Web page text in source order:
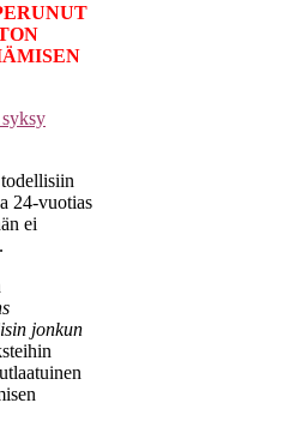
24-vuotias
ei
jonkun